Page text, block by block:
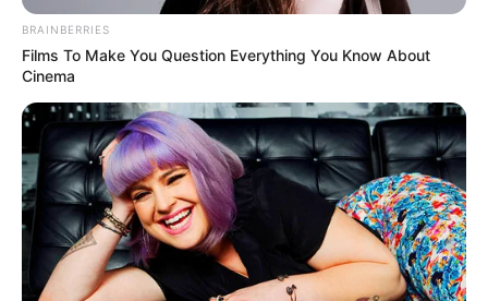
A Rendőrség megszólalt Dudás
Miklós halálának körülményeiről
BRAINBERRIES
Films To Make You Question Everything You Know About
Cinema